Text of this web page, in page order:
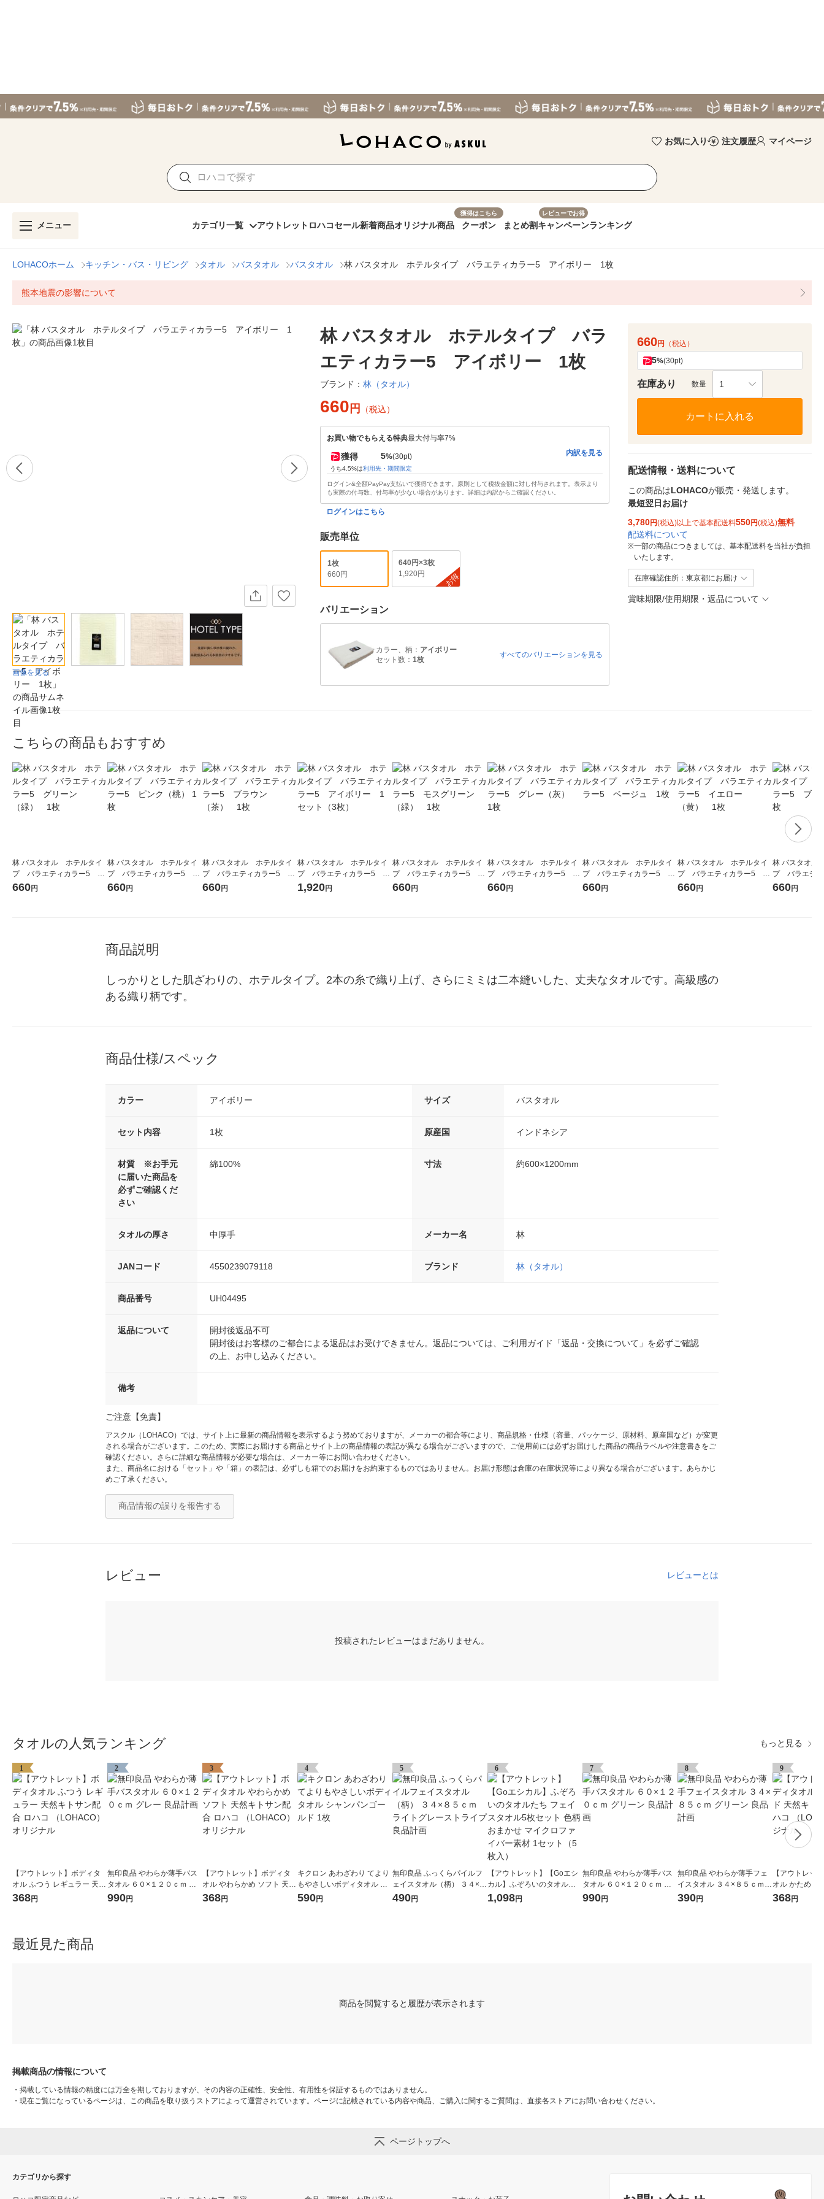
お気に入り 注文履歴 マイページ
メニュー カテゴリ一覧 アウトレット ロハコセール新着商品オリジナル商品
獲得はこちら
クーポン まとめ割
レビューでお得
キャンペーンランキング
LOHACOホーム キッチン・バス・リビング タオル バスタオル バスタオル 林 バスタオル ホテルタイプ バラエティカラー5 アイボリー 1枚
熊本地震の影響について
画像を見る
林 バスタオル ホテルタイプ バラ
エティカラー5 アイボリー 1枚
ブランド： 林（タオル）
660 円 （税込）
お買い物でもらえる特典最大付与率7%
獲得 5%(30pt)
うち4.5%は利用先・期間限定
内訳を見る
ログイン&全額PayPay支払いで獲得できます。原則として税抜金額に対し付与されます。表示より
も実際の付与数、付与率が少ない場合があります。詳細は内訳からご確認ください。
ログインはこちら
販売単位
1枚
660円
640円×3枚
1,920円
お得
バリエーション
カラー、柄： アイボリー
セット数： 1枚
すべてのバリエーションを見る
660円 （税込）
5%(30pt)
在庫あり 数量 1
カートに入れる
配送情報・送料について
この商品はLOHACOが販売・発送します。
最短翌日お届け
3,780円(税込)以上で基本配送料550円(税込)無料
配送料について
※一部の商品につきましては、基本配送料を当社が負担
いたします。
在庫確認住所：東京都にお届け
賞味期限/使用期限・返品について
こちらの商品もおすすめ
林 バスタオル ホテルタイ
プ バラエティカラー5 グ
リーン（緑） 1枚
660円
林 バスタオル ホテルタイ
プ バラエティカラー5 ピ
ンク（桃） 1枚
660円
林 バスタオル ホテルタイ
プ バラエティカラー5 ブ
ラウン（茶） 1枚
660円
林 バスタオル ホテルタイ
プ バラエティカラー5 ア
イボリー 1セット（3枚）
1,920円
林 バスタオル ホテルタイ
プ バラエティカラー5 モ
スグリーン（緑） 1枚
660円
林 バスタオル ホテルタイ
プ バラエティカラー5 グ
レー（灰） 1枚
660円
林 バスタオル ホテルタイ
プ バラエティカラー5 ベ
ージュ 1枚
660円
林 バスタオル ホテルタイ
プ バラエティカラー5 イ
エロー（黄） 1枚
660円
林 バスタオル
プ バラエテ
ルー（青） 1枚
660円
商品説明
しっかりとした肌ざわりの、ホテルタイプ。2本の糸で織り上げ、さらにミミは二本縫いした、丈夫なタオルです。高級感の
ある織り柄です。
商品仕様/スペック
カラー アイボリー サイズ バスタオル
セット内容 1枚 原産国 インドネシア
材質 ※お手元
に届いた商品を
必ずご確認くだ
さい
綿100% 寸法 約600×1200mm
タオルの厚さ 中厚手 メーカー名 林
JANコード 4550239079118 ブランド 林（タオル）
商品番号 UH04495
返品について
開封後返品不可
開封後はお客様のご都合による返品はお受けできません。返品については、ご利用ガイド「返品・交換について」を必ずご確認
の上、お申し込みください。
備考
ご注意【免責】
アスクル（LOHACO）では、サイト上に最新の商品情報を表示するよう努めておりますが、メーカーの都合等により、商品規格・仕様（容量、パッケージ、原材料、原産国など）が変更
される場合がございます。このため、実際にお届けする商品とサイト上の商品情報の表記が異なる場合がございますので、ご使用前には必ずお届けした商品の商品ラベルや注意書きをご
確認ください。さらに詳細な商品情報が必要な場合は、メーカー等にお問い合わせください。
また、商品名における「セット」や「箱」の表記は、必ずしも箱でのお届けをお約束するものではありません。お届け形態は倉庫の在庫状況等により異なる場合がございます。あらかじ
めご了承ください。
商品情報の誤りを報告する
レビュー レビューとは
投稿されたレビューはまだありません。
タオルの人気ランキング もっと見る
1
【アウトレット】ボディタ
オル ふつう レギュラー 天然
キトサン配合 ロハコ （LOH
368円
2
無印良品 やわらか薄手バス
タオル ６０×１２０ｃｍ グ
レー 良品計画
990円
3
【アウトレット】ボディタ
オル やわらかめ ソフト 天然
キトサン配合 ロハコ （LOH
368円
4
キクロン あわざわり てより
もやさしいボディタオル シ
ャンパンゴールド 1枚
590円
5
無印良品 ふっくらパイルフ
ェイスタオル（柄） ３４×８
５ｃｍ ライトグレーストラ
490円
6
【アウトレット】【Goエシ
カル】ふぞろいのタオルた
ち フェイスタオル5枚セット
1,098円
7
無印良品 やわらか薄手バス
タオル ６０×１２０ｃｍ グ
リーン 良品計画
990円
8
無印良品 やわらか薄手フェ
イスタオル ３４×８５ｃｍ
グリーン 良品計画
390円
9
【アウトレッ
オル かため ハ
サン配合 ロハ
368円
最近見た商品
商品を閲覧すると履歴が表示されます
掲載商品の情報について
・ 掲載している情報の精度には万全を期しておりますが、その内容の正確性、安全性、有用性を保証するものではありません。
・ 現在ご覧になっているページは、この商品を取り扱うストアによって運営されています。ページに記載されている内容や商品、ご購入に関するご質問は、直接各ストアにお問い合わせください。
ページトップへ
カテゴリから探す